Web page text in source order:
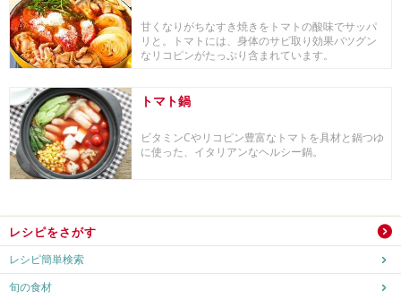
甘くなりがちなすき焼きをトマトの酸味でサッパ
リと。トマトには、身体のサビ取り効果バツグン
なリコピンがたっぷり含まれています。
トマト鍋
ビタミンCやリコピン豊富なトマトを具材と鍋つゆ
に使った、イタリアンなヘルシー鍋。
レシピをさがす
レシピ簡単検索
旬の食材